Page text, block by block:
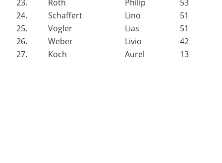
23.
Roth Philip
53
24.
Schaffert Lino
51
25.
Vogler Lias
51
26.
Weber Livio
42
27.
Koch Aurel 13